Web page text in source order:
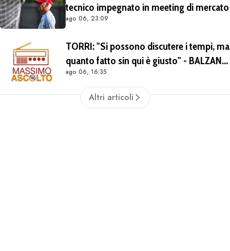
tecnico impegnato in meeting di mercato
ago 06, 23:09
TORRI: "Si possono discutere i tempi, ma
quanto fatto sin qui è giusto" - BALZANI:
"Nonostante Castro e Molina il mercato
ad oggi è insufficiente"
ago 06, 16:35
Altri articoli